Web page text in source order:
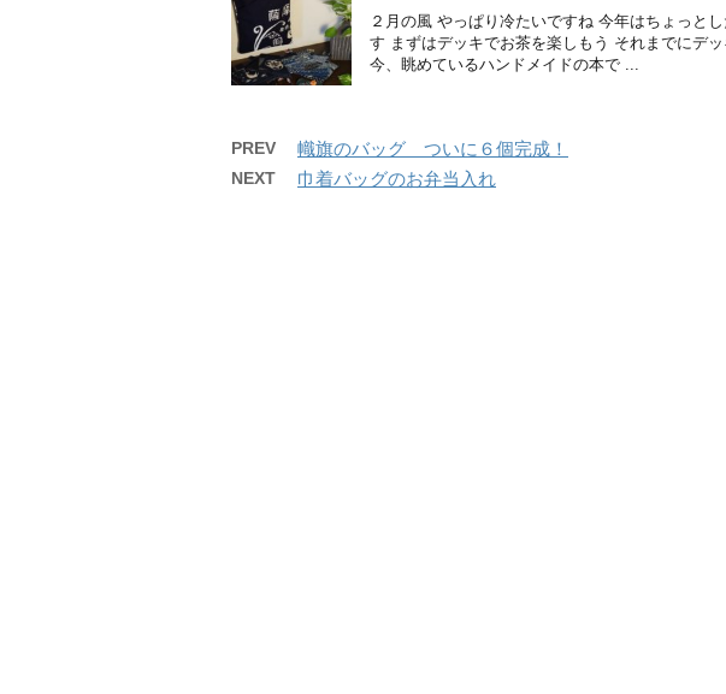
２月の風 やっぱり冷たいですね 今年はちょっと
す まずはデッキでお茶を楽しもう それまでにデ
今、眺めているハンドメイドの本で ...
PREV 幟旗のバッグ ついに６個完成！
NEXT 巾着バッグのお弁当入れ